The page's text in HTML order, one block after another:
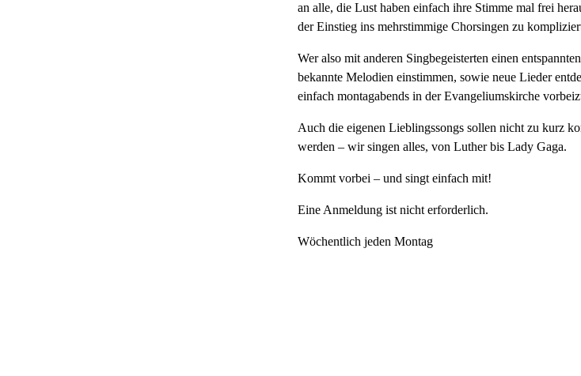
an alle, die Lust haben einfach ihre Stimme mal frei
der Einstieg ins mehrstimmige Chorsingen zu
Wer also mit anderen Singbegeisterten einen
bekannte Melodien einstimmen, sowie neue Lieder
einfach montagabends in der Evangeliumskirche
Auch die eigenen Lieblingssongs sollen nicht zu kurz
werden – wir singen alles, von Luther bis Lady Gaga.
Kommt vorbei – und singt einfach mit!
Eine Anmeldung ist nicht erforderlich.
Wöchentlich jeden Montag